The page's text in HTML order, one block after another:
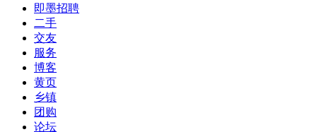
即墨招聘
二手
交友
服务
博客
黄页
乡镇
团购
论坛